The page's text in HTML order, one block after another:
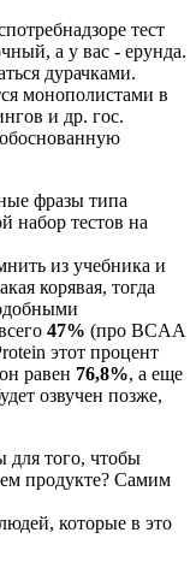
тест
а у вас - ерунда.
дурачками.
монополистами в
и др. гос.
фразы типа
набор тестов на
из учебника и
корявая, тогда
47% (про BCAA
этот процент
равен 76,8%, а еще
озвучен позже,
для того, чтобы
продукте? Самим
которые в это